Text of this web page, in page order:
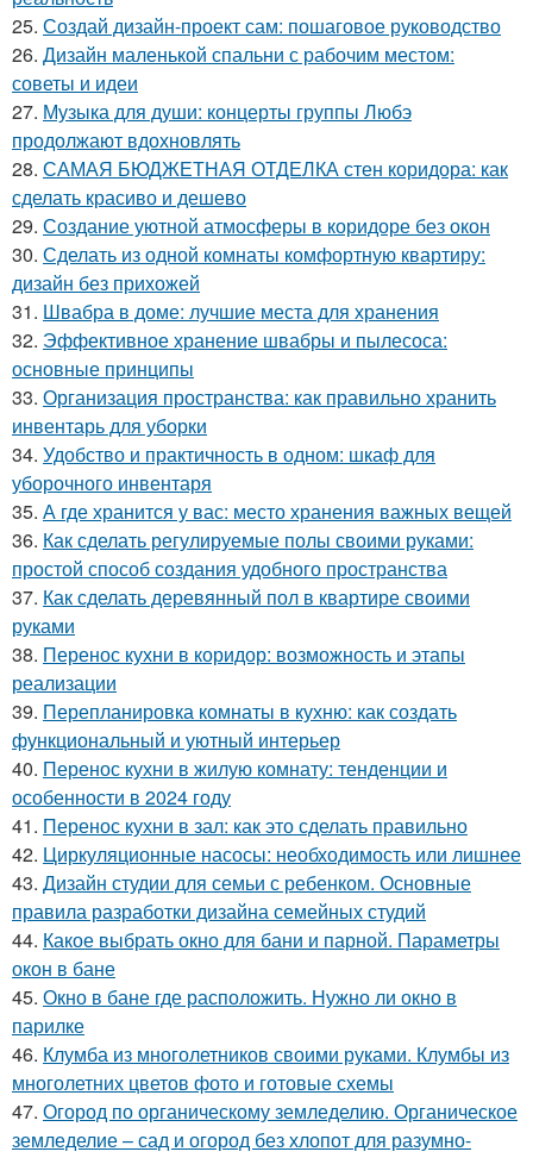
25. Создай дизайн-проект сам: пошаговое руководство
26. Дизайн маленькой спальни с рабочим местом:
советы и идеи
27. Музыка для души: концерты группы Любэ
продолжают вдохновлять
28. САМАЯ БЮДЖЕТНАЯ ОТДЕЛКА стен коридора: как
сделать красиво и дешево
29. Создание уютной атмосферы в коридоре без окон
30. Сделать из одной комнаты комфортную квартиру:
дизайн без прихожей
31. Швабра в доме: лучшие места для хранения
32. Эффективное хранение швабры и пылесоса:
основные принципы
33. Организация пространства: как правильно хранить
инвентарь для уборки
34. Удобство и практичность в одном: шкаф для
уборочного инвентаря
35. А где хранится у вас: место хранения важных вещей
36. Как сделать регулируемые полы своими руками:
простой способ создания удобного пространства
37. Как сделать деревянный пол в квартире своими
руками
38. Перенос кухни в коридор: возможность и этапы
реализации
39. Перепланировка комнаты в кухню: как создать
функциональный и уютный интерьер
40. Перенос кухни в жилую комнату: тенденции и
особенности в 2024 году
41. Перенос кухни в зал: как это сделать правильно
42. Циркуляционные насосы: необходимость или лишнее
43. Дизайн студии для семьи с ребенком. Основные
правила разработки дизайна семейных студий
44. Какое выбрать окно для бани и парной. Параметры
окон в бане
45. Окно в бане где расположить. Нужно ли окно в
парилке
46. Клумба из многолетников своими руками. Клумбы из
многолетних цветов фото и готовые схемы
47. Огород по органическому земледелию. Органическое
земледелие – сад и огород без хлопот для разумно-